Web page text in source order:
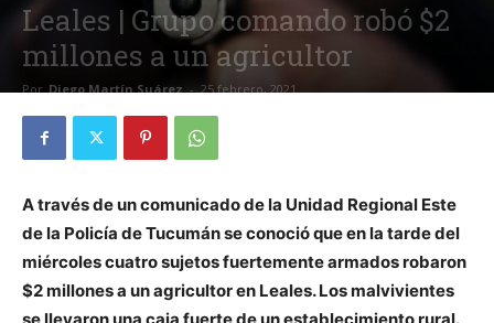
Leales | Grupo comando robó $2
millones a un agricultor
Por Diego Martín Suárez - 25 febrero, 2021
A través de un comunicado de la Unidad Regional Este
de la Policía de Tucumán se conoció que en la tarde del
miércoles cuatro sujetos fuertemente armados robaron
$2 millones a un agricultor en Leales. Los malvivientes